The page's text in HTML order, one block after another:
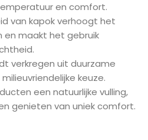
en comfort.
van kapok verhoogt het
maakt het gebruik
verkregen uit duurzame
keuze.
een natuurlijke vulling,
genieten van uniek comfort.